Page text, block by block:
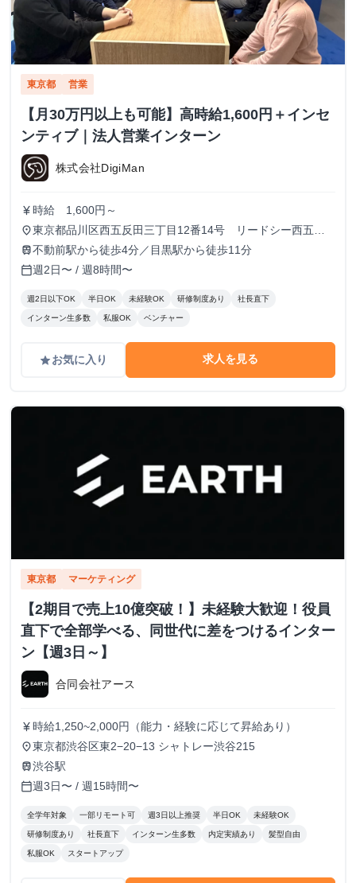
東京都 営業
【月30万円以上も可能】高時給1,600円＋インセ
ンティブ｜法人営業インターン
株式会社DigiMan
currency_yen 時給 1,600円～
place東京都品川区西五反田三丁目12番14号 リードシー西五反
田ビル7-8階（受付8階）
train不動前駅から徒歩4分／目黒駅から徒歩11分
calendar_today週2日〜 / 週8時間〜
週2日以下OK 半日OK 未経験OK 研修制度あり 社長直下
インターン生多数 私服OK ベンチャー
gradeお気に入り 求人を見る
東京都 マーケティング
【2期目で売上10億突破！】未経験大歓迎！役員
直下で全部学べる、同世代に差をつけるインター
ン【週3日～】
合同会社アース
currency_yen 時給1,250~2,000円（能力・経験に応じて昇給あり）
place東京都渋谷区東2−20−13 シャトレー渋谷215
train渋谷駅
calendar_today週3日〜 / 週15時間〜
全学年対象 一部リモート可 週3日以上推奨 半日OK 未経験OK
研修制度あり 社長直下 インターン生多数 内定実績あり 髪型自由
私服OK スタートアップ